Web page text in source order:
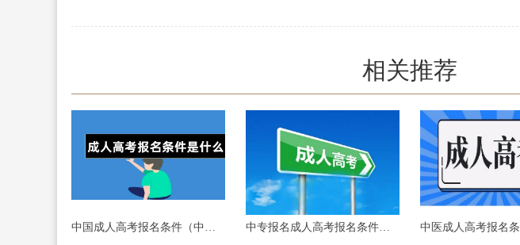
相关推荐
中专报名成人高考报名条件（中专报名成人高考条件，你满足了吗？）